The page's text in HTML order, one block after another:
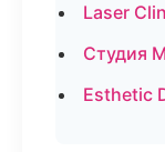
Laser
Студия
Esthetic